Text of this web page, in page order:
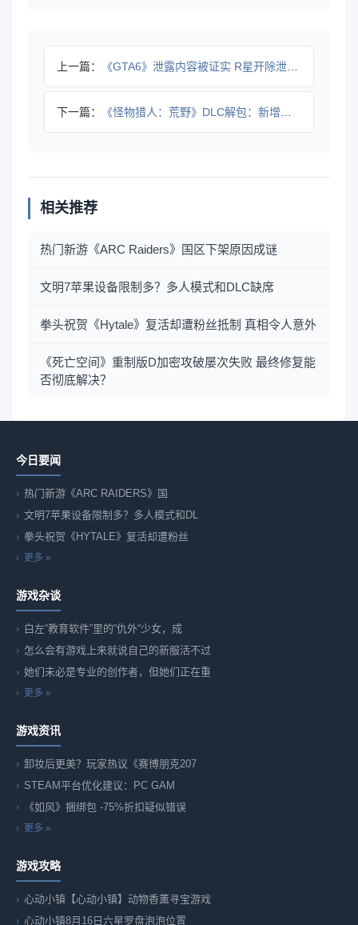
上一篇： 《GTA6》泄露内容被证实 R星开除泄密员工
下一篇： 《怪物猎人：荒野》DLC解包：新增怪物数量或持平《冰原》！
相关推荐
热门新游《ARC Raiders》国区下架原因成谜
文明7苹果设备限制多？多人模式和DLC缺席
拳头祝贺《Hytale》复活却遭粉丝抵制 真相令人意外
《死亡空间》重制版D加密攻破屡次失败 最终修复能
否彻底解决？
今日要闻
热门新游《ARC RAIDERS》国
文明7苹果设备限制多？多人模式和DL
拳头祝贺《HYTALE》复活却遭粉丝
更多 »
游戏杂谈
白左“教育软件”里的“仇外“少女，成
怎么会有游戏上来就说自己的新服活不过
她们未必是专业的创作者，但她们正在重
更多 »
游戏资讯
卸妆后更美？玩家热议《赛博朋克207
STEAM平台优化建议：PC GAM
《如风》捆绑包 -75%折扣疑似错误
更多 »
游戏攻略
心动小镇【心动小镇】动物香薰寻宝游戏
心动小镇8月16日六星罗盘泡泡位置